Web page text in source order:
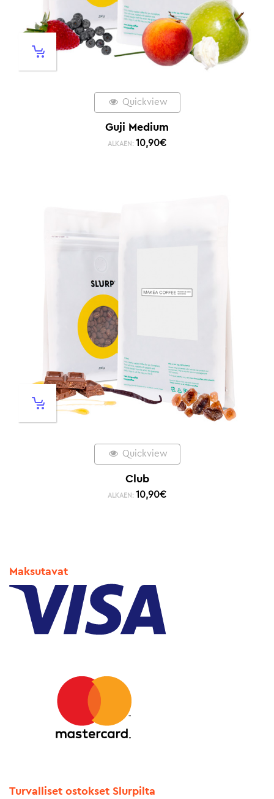
Quickview
Guji Medium
ALKAEN: 10,90€
Quickview
Club
ALKAEN: 10,90€
Maksutavat
Turvalliset ostokset Slurpilta